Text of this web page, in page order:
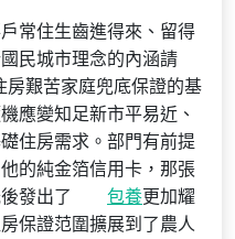
常住生齒進得來、留得
民城市理念的內涵請
房艱苦家庭兜底保證的基
應變知足新市平易近、
住房需求。部門有前提
的純金箔信用卡，那張
發出了
包養更加耀
保證范圍擴展到了農人